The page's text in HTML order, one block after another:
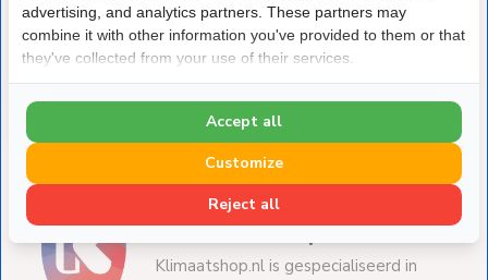
Koelleiding Geïsoleerd Enkel S525 5/8" Volle rol 25
meter
Deliverytime
Klimaatshop.nl is gespecialiseerd in
advertising, and analytics partners. These partners may
combine it with other information you've provided to them or that
they've collected from your use of their services.
Reject all
Customize
Accept all